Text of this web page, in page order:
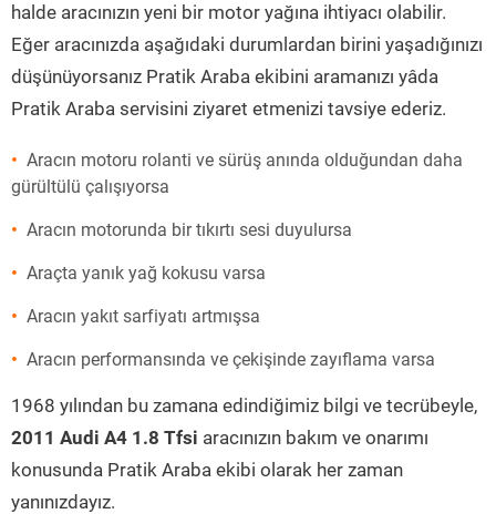
halde aracınızın yeni bir motor yağına ihtiyacı olabilir.
Eğer aracınızda aşağıdaki durumlardan birini yaşadığınızı
düşünüyorsanız Pratik Araba ekibini aramanızı yâda
Pratik Araba servisini ziyaret etmenizi tavsiye ederiz.
Aracın motoru rolanti ve sürüş anında olduğundan daha
gürültülü çalışıyorsa
Aracın motorunda bir tıkırtı sesi duyulursa
Araçta yanık yağ kokusu varsa
Aracın yakıt sarfiyatı artmışsa
Aracın performansında ve çekişinde zayıflama varsa
1968 yılından bu zamana edindiğimiz bilgi ve tecrübeyle,
2011 Audi A4 1.8 Tfsi aracınızın bakım ve onarımı
konusunda Pratik Araba ekibi olarak her zaman
yanınızdayız.